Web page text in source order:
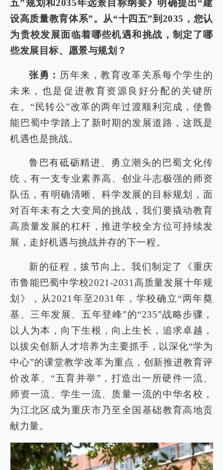
五”规划和2035年远景目标纲要》明确提出“建
设高质量教育体系”。从“十四五”到2035，您认
为贵校发展面临着哪些机遇和挑战，制定了哪
些发展目标、愿景与规划？
张勇： 历年来，教育改革关系每个学生的
未来，也是促进教育资源良好分配的关键所
在。“民转公”改革的两年过渡顺利完成，使鲁
能巴蜀中学踏上了新时期的发展道路，这既是
机遇也是挑战。
鲁巴有砥砺精进、勇立潮头的巴蜀文化传
统，有一支专业素养高、创业斗志极强的师资
队伍，有明确清晰、科学发展的目标规划，面
对百年未有之大变局的挑战，我们要撬动教育
高质量发展的杠杆，推进学校全方位可持续发
展，走好机遇与挑战并存的下一程。
新的征程，拔节向上。我们制定了《重庆
市鲁能巴蜀中学校2021-2031高质量发展十年规
划》，从2021年至2031年，学校确立“两年奠
基、三年发展、五年登峰”的“235”战略步骤，
以人为本，向下生根，向上生长，追求卓越，
以拔尖创新人才培养为主要抓手，以深化“学为
中心”的课堂教学改革为重点，创新推进教育评
价改革、“五育并举”，打造出一所硬件一流、
师资一流、学生一流、质量一流的中华名校，
为江北区成为重庆市乃至全国基础教育高地贡
献力量。